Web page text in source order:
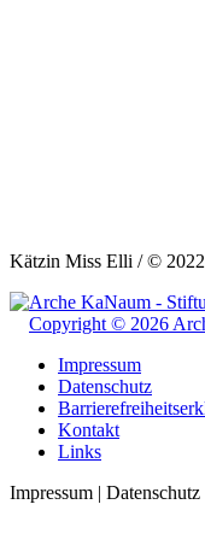
Kätzin Miss Elli / ©
Copyright © 2026
Impressum
Datenschutz
Kontakt
Links
Impressum |